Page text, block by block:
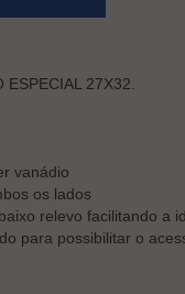
ESPECIAL 27X32.
vanádio
os lados
relevo facilitando a
para possibilitar o